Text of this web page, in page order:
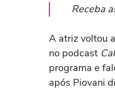
Receba
A atriz voltou
no podcast
programa e
após Piovani